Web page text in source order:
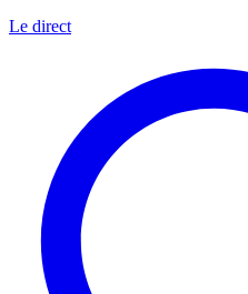
Le direct